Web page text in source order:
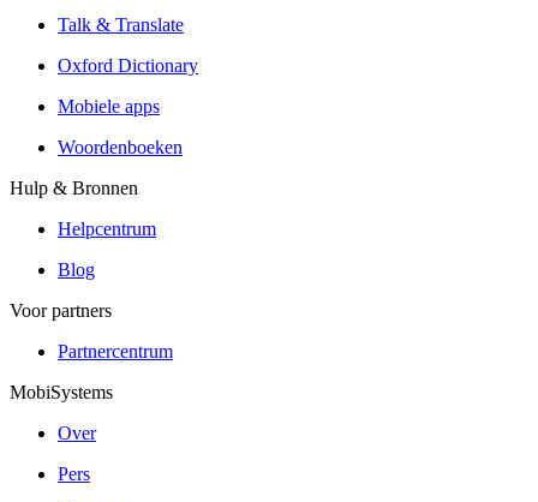
Talk & Translate
Oxford Dictionary
Mobiele apps
Woordenboeken
Hulp & Bronnen
Helpcentrum
Blog
Voor partners
Partnercentrum
MobiSystems
Over
Pers